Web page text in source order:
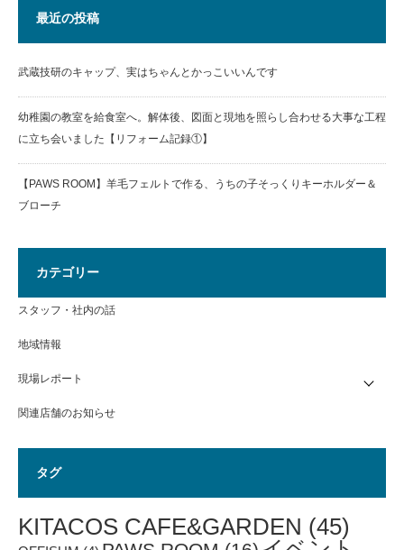
最近の投稿
武蔵技研のキャップ、実はちゃんとかっこいいんです
幼稚園の教室を給食室へ。解体後、図面と現地を照らし合わせる大事な工程
に立ち会いました【リフォーム記録①】
【PAWS ROOM】羊毛フェルトで作る、うちの子そっくりキーホルダー＆
ブローチ
カテゴリー
スタッフ・社内の話
地域情報
現場レポート
関連店舗のお知らせ
タグ
KITACOS CAFE&GARDEN (45)